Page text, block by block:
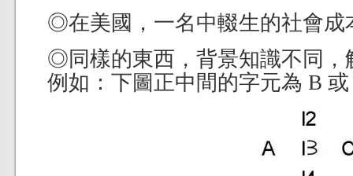
◎在美國，一名中輟生的社會成
◎同樣的東西，背景知識不同，
例如：下圖正中間的字元為 B